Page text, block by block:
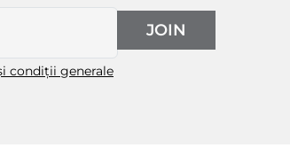
condiții generale
JOIN